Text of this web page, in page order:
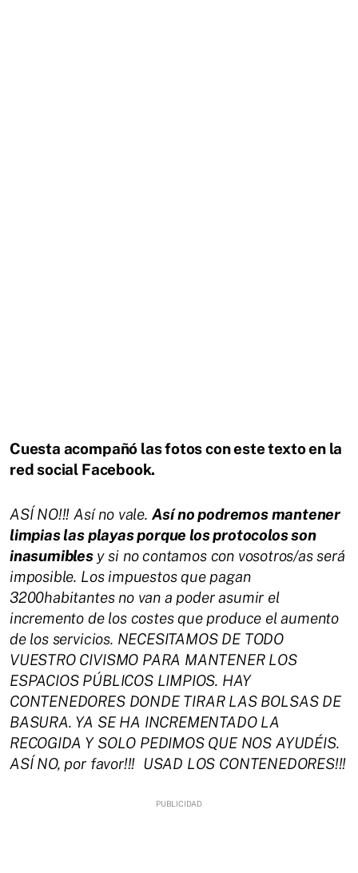
Cuesta acompañó las fotos con este texto en la
red social Facebook.
ASÍ NO!!! Así no vale. Así no podremos mantener
limpias las playas porque los protocolos son
inasumibles y si no contamos con vosotros/as será
imposible. Los impuestos que pagan
3200habitantes no van a poder asumir el
incremento de los costes que produce el aumento
de los servicios. NECESITAMOS DE TODO
VUESTRO CIVISMO PARA MANTENER LOS
ESPACIOS PÚBLICOS LIMPIOS. HAY
CONTENEDORES DONDE TIRAR LAS BOLSAS DE
BASURA. YA SE HA INCREMENTADO LA
RECOGIDA Y SOLO PEDIMOS QUE NOS AYUDÉIS.
ASÍ NO, por favor!!! USAD LOS CONTENEDORES!!!